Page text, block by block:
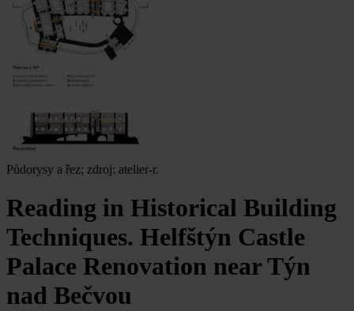
Půdorysy a řez; zdroj: atelier-r.
Reading in Historical Building
Techniques. Helfštýn Castle
Palace Renovation near Týn
nad Bečvou